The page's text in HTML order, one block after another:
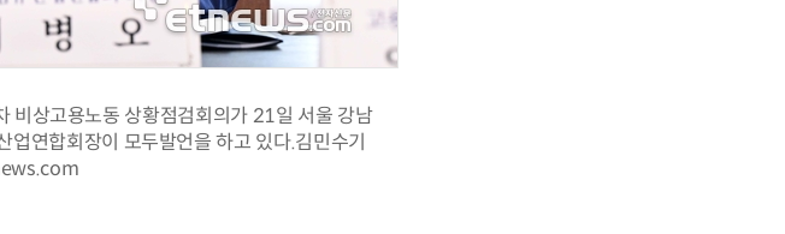
비상고용노동 상황점검회의가 21일 서울 강남
연합회장이 모두발언을 하고 있다.김민수기